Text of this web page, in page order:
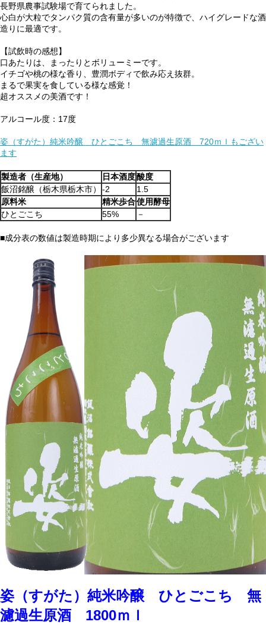
長野県農事試験場で育てられました。
心白が大粒でタンパク質の含有量が多いのが特徴で、ハイグレードな酒
造りに最適です。
【試飲時の感想】
口あたりは、まったりとボリューミーです。
イチゴや桃の様な香り、豊潤ボディで飲み応え抜群。
まるで果実を食している様な感覚！
超オススメの美酒です！
アルコール度：17度
姿（すがた）純米吟醸 ひとごこち 無濾過生原酒 720ｍｌもござい
ます
製造者（生産地） 日本酒度酸度
飯沼銘醸（栃木県栃木市）
-2
1.5
原料米
精米歩合使用酵母
ひとごこち
55% －
■成分表の数値は製造時期により多少異なる場合がございます
姿（すがた）純米吟醸 ひとごこち 無
濾過生原酒 1800ｍｌ